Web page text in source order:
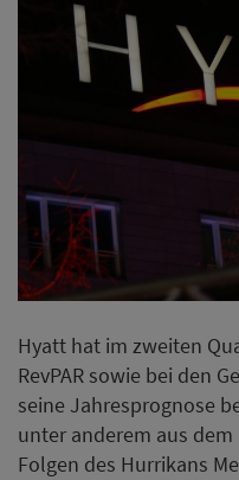
Hyatt hat im zweiten
RevPAR sowie bei den
seine Jahresprognose
unter anderem aus
Folgen des Hurrikans